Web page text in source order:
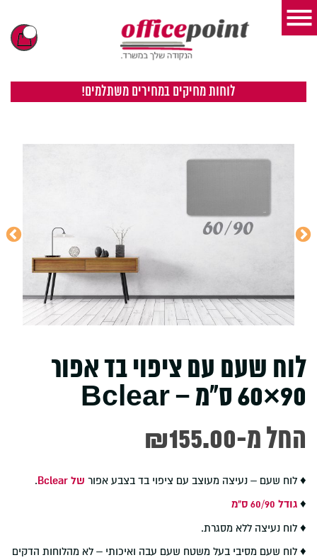
לוחות מחיקים במחירים משתלמים!
לוח שעם עם ציפוי בד אפור
90×60 ס"מ – Bclear
₪155.00 -החל מ
♦ לוח שעם – נעיצה מעוצב עם ציפוי בד בצבע אפור של Bclear
.
♦ גודל 60/90 ס"מ
♦ לוח נעיצה ללא מסגרת.
♦ לוח שעם מסיבי בעל משטח שעם עבה ואיכותי – לא מהלוחות הדקים